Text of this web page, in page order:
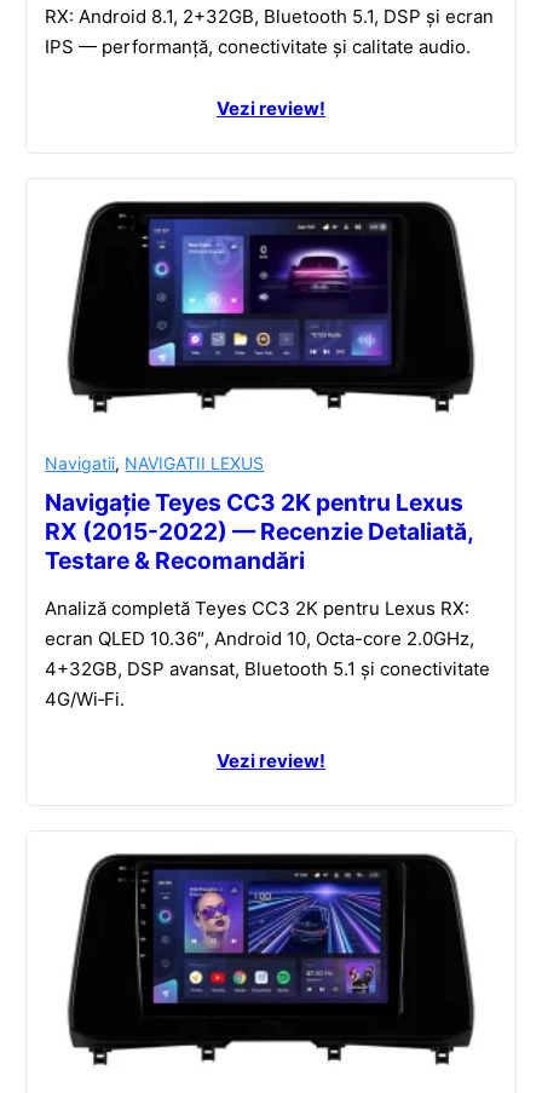
RX: Android 8.1, 2+32GB, Bluetooth 5.1, DSP și ecran
IPS — performanță, conectivitate și calitate audio.
Vezi review!
Navigatii, NAVIGATII LEXUS
Navigație Teyes CC3 2K pentru Lexus
RX (2015-2022) — Recenzie Detaliată,
Testare & Recomandări
Analiză completă Teyes CC3 2K pentru Lexus RX:
ecran QLED 10.36″, Android 10, Octa-core 2.0GHz,
4+32GB, DSP avansat, Bluetooth 5.1 și conectivitate
4G/Wi‑Fi.
Vezi review!